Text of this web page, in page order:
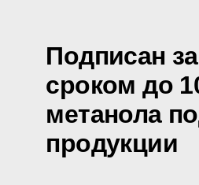
Подписан
сроком до
метанола
продукции